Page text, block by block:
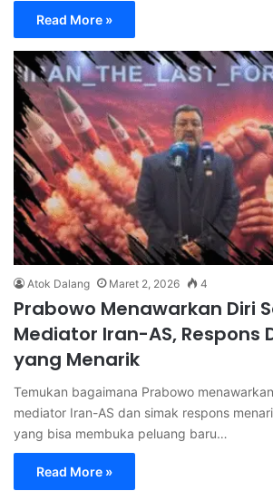
Read More »
Atok Dalang Maret 2, 2026 4
Prabowo Menawarkan Diri
Mediator Iran-AS, Respons
yang Menarik
Temukan bagaimana Prabowo
mediator Iran-AS dan simak respons
yang bisa membuka peluang baru…
Read More »